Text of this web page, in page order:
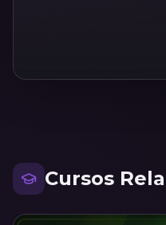
Cursos